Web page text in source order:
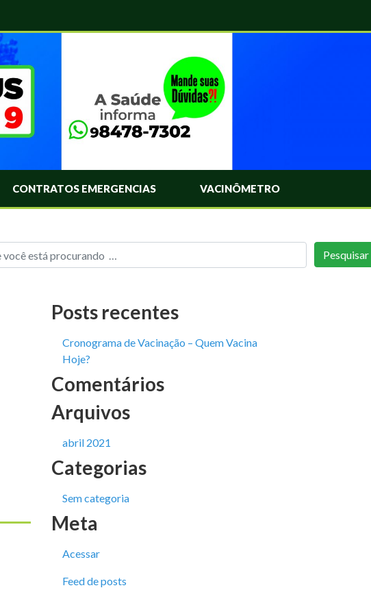
CONTRATOS EMERGENCIAS VACINÔMETRO
Posts recentes
Cronograma de Vacinação – Quem Vacina
Hoje?
Comentários
Arquivos
abril 2021
Categorias
Sem categoria
Meta
Acessar
Feed de posts